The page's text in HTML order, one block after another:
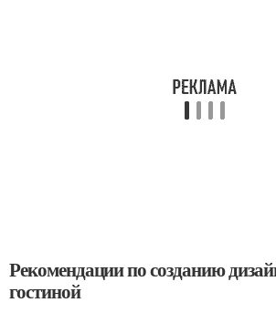
Рекомендации по созданию
гостиной